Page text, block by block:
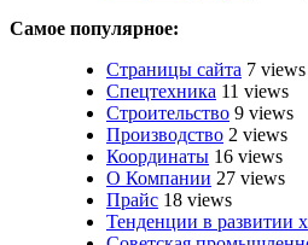
Самое популярное:
Страницы сайта 7 views
Спецтехника 11 views
Строительство 9 views
Производство 2 views
Координаты 16 views
О Компании 27 views
Прайс 18 views
Тенденции в развитии